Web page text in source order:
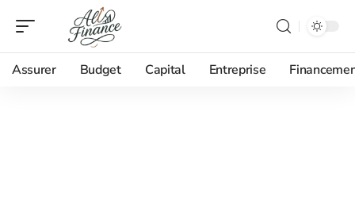
Assurer Budget Capital Entreprise